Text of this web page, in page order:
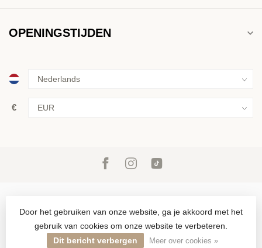
OPENINGSTIJDEN
€
© Copyright 2026 Inkoop & verkoop van goud, zilver en juwelen in
Den Haag sinds 1946
Door het gebruiken van onze website, ga je akkoord met het
gebruik van cookies om onze website te verbeteren.
Dit bericht verbergen
Meer over cookies »